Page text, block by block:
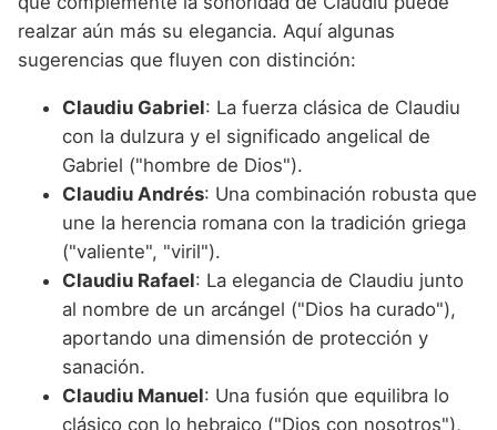
realzar aún más su elegancia. Aquí algunas
sugerencias que fluyen con distinción:
Claudiu Gabriel: La fuerza clásica de Claudiu
con la dulzura y el significado angelical de
Gabriel ("hombre de Dios").
Claudiu Andrés: Una combinación robusta que
une la herencia romana con la tradición griega
("valiente", "viril").
Claudiu Rafael: La elegancia de Claudiu junto
al nombre de un arcángel ("Dios ha curado"),
aportando una dimensión de protección y
sanación.
Claudiu Manuel: Una fusión que equilibra lo
clásico con lo hebraico ("Dios con nosotros"),